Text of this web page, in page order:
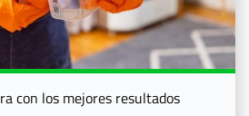
con los mejores resultados